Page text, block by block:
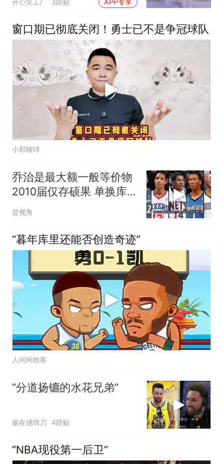
APP专享
窗口期已彻底关闭！勇士已不是争冠球队
小郭聊球
乔治是最大额一般等价物
2010届仅存硕果 单换库
里非传说？
篮视角
“暮年库里还能否创造奇迹”
人间闲散客
“分道扬镳的水花兄弟”
输在感情刀 4跟贴
“NBA现役第一后卫”